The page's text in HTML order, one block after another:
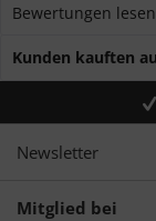
Bewertungen
Kunden kauften
Newsletter
Mitglied bei